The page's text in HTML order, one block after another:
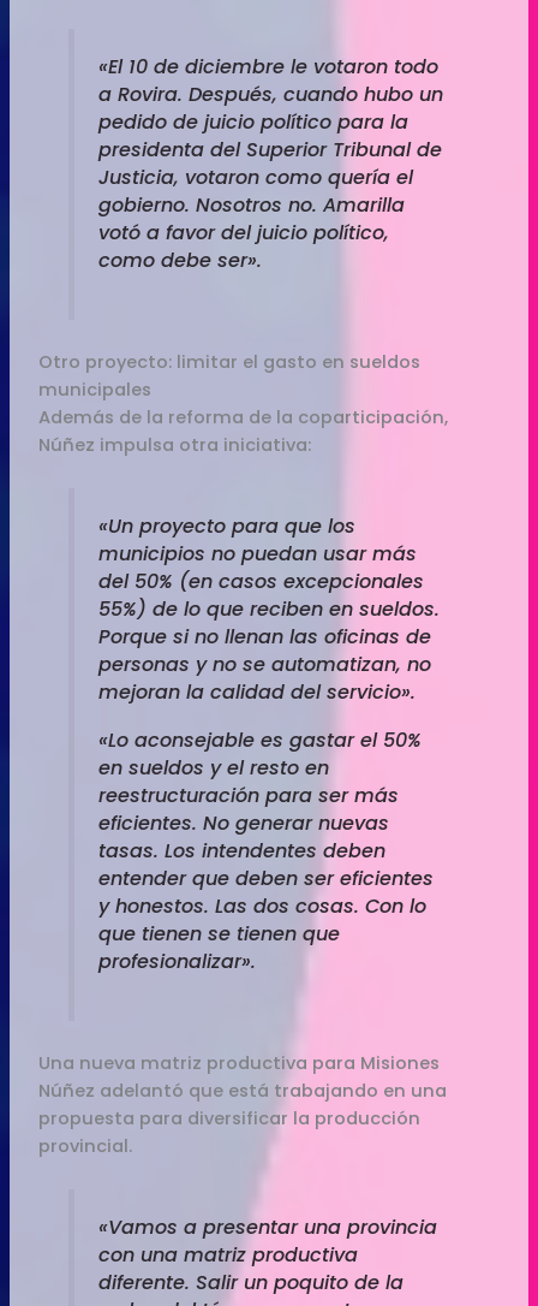
«El 10 de diciembre le votaron todo
a Rovira. Después, cuando hubo un
pedido de juicio político para la
presidenta del Superior Tribunal de
Justicia, votaron como quería el
gobierno. Nosotros no. Amarilla
votó a favor del juicio político,
como debe ser».
Otro proyecto: limitar el gasto en sueldos
municipales
Además de la reforma de la coparticipación,
Núñez impulsa otra iniciativa:
«Un proyecto para que los
municipios no puedan usar más
del 50% (en casos excepcionales
55%) de lo que reciben en sueldos.
Porque si no llenan las oficinas de
personas y no se automatizan, no
mejoran la calidad del servicio».
«Lo aconsejable es gastar el 50%
en sueldos y el resto en
reestructuración para ser más
eficientes. No generar nuevas
tasas. Los intendentes deben
entender que deben ser eficientes
y honestos. Las dos cosas. Con lo
que tienen se tienen que
profesionalizar».
Una nueva matriz productiva para Misiones
Núñez adelantó que está trabajando en una
propuesta para diversificar la producción
provincial.
«Vamos a presentar una provincia
con una matriz productiva
diferente. Salir un poquito de la